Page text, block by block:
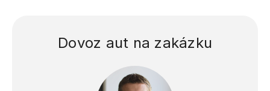
Dovoz aut na zakázku